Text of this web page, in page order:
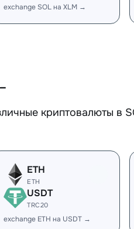
exchange SOL на XLM →
криптовалюты в
ETH
ETH
USDT
TRC20
exchange ETH на USDT →